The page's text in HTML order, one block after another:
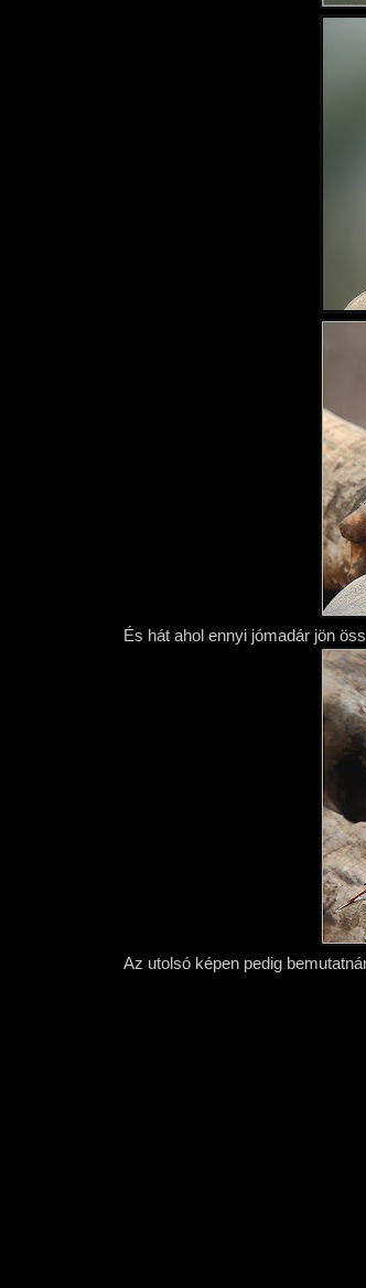
És hát ahol ennyi jómadár jön
Az utolsó képen pedig